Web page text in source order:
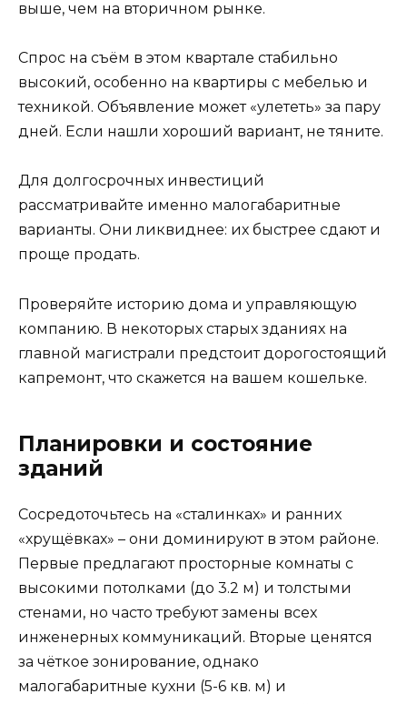
выше, чем на вторичном рынке.
Спрос на съём в этом квартале стабильно
высокий, особенно на квартиры с мебелью и
техникой. Объявление может «улететь» за пару
дней. Если нашли хороший вариант, не тяните.
Для долгосрочных инвестиций
рассматривайте именно малогабаритные
варианты. Они ликвиднее: их быстрее сдают и
проще продать.
Проверяйте историю дома и управляющую
компанию. В некоторых старых зданиях на
главной магистрали предстоит дорогостоящий
капремонт, что скажется на вашем кошельке.
Планировки и состояние
зданий
Сосредоточьтесь на «сталинках» и ранних
«хрущёвках» – они доминируют в этом районе.
Первые предлагают просторные комнаты с
высокими потолками (до 3.2 м) и толстыми
стенами, но часто требуют замены всех
инженерных коммуникаций. Вторые ценятся
за чёткое зонирование, однако
малогабаритные кухни (5-6 кв. м) и